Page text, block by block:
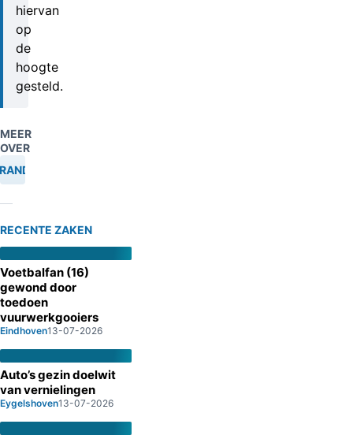
hiervan
op
de
hoogte
gesteld.
MEER
OVER
RECENTE ZAKEN
Voetbalfan (16)
gewond door
toedoen
vuurwerkgooiers
Eindhoven13-07-2026
Auto’s gezin doelwit
van vernielingen
Eygelshoven13-07-2026